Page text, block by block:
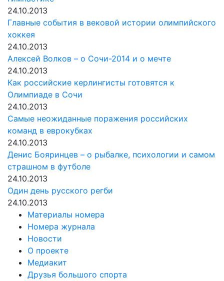
24.10.2013
Главные события в вековой истории олимпийского
хоккея
24.10.2013
Алексей Волков – о Сочи-2014 и о мечте
24.10.2013
Как российские керлингисты готовятся к
Олимпиаде в Сочи
24.10.2013
Самые неожиданные поражения российских
команд в еврокубках
24.10.2013
Денис Бояринцев – о рыбалке, психологии и самом
страшном в футболе
24.10.2013
Один день русского регби
24.10.2013
Материалы номера
Номера журнала
Новости
О проекте
Медиакит
Друзья большого спорта